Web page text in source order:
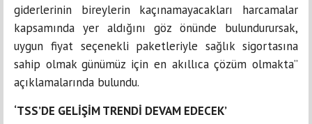
giderlerinin bireylerin kaçınamayacakları harcamalar
kapsamında yer aldığını göz önünde bulundurursak,
uygun fiyat seçenekli paketleriyle sağlık sigortasına
sahip olmak günümüz için en akıllıca çözüm olmakta”
açıklamalarında bulundu.
‘TSS’DE GELİŞİM TRENDİ DEVAM EDECEK’